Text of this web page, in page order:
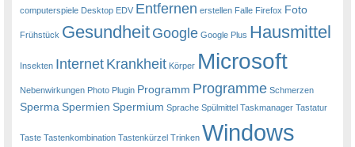
computerspiele Desktop EDV Entfernen erstellen Falle Firefox Foto
Frühstück Gesundheit Google Google Plus Hausmittel
Insekten Internet Krankheit Körper Microsoft
Nebenwirkungen Photo Plugin Programm Programme Schmerzen
Sperma Spermien Spermium Sprache Spülmittel Taskmanager Tastatur
Taste Tastenkombination Tastenkürzel Trinken Windows